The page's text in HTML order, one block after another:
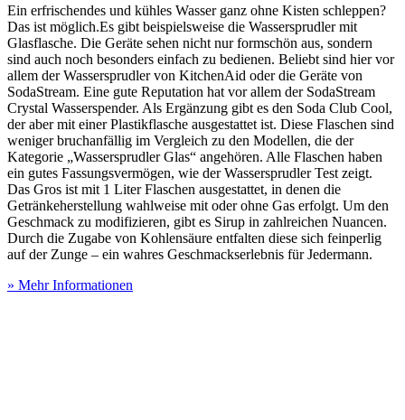
Ein erfrischendes und kühles Wasser ganz ohne Kisten schleppen?
Das ist möglich.Es gibt beispielsweise die Wassersprudler mit
Glasflasche. Die Geräte sehen nicht nur formschön aus, sondern
sind auch noch besonders einfach zu bedienen. Beliebt sind hier vor
allem der Wassersprudler von KitchenAid oder die Geräte von
SodaStream. Eine gute Reputation hat vor allem der SodaStream
Crystal Wasserspender. Als Ergänzung gibt es den Soda Club Cool,
der aber mit einer Plastikflasche ausgestattet ist. Diese Flaschen sind
weniger bruchanfällig im Vergleich zu den Modellen, die der
Kategorie „Wassersprudler Glas“ angehören. Alle Flaschen haben
ein gutes Fassungsvermögen, wie der Wassersprudler Test zeigt.
Das Gros ist mit 1 Liter Flaschen ausgestattet, in denen die
Getränkeherstellung wahlweise mit oder ohne Gas erfolgt. Um den
Geschmack zu modifizieren, gibt es Sirup in zahlreichen Nuancen.
Durch die Zugabe von Kohlensäure entfalten diese sich feinperlig
auf der Zunge – ein wahres Geschmackserlebnis für Jedermann.
» Mehr Informationen